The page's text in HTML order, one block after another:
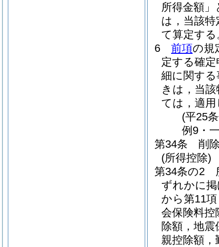
所得金額
は，当該
て算定する
6
前項の規
定する確
細に関す
きは，当
ては，適
(平25
例9・
第34条
削
(所得控除)
第34条の2
ずれかに
から第11
会保険料控
除額，地
親控除額，